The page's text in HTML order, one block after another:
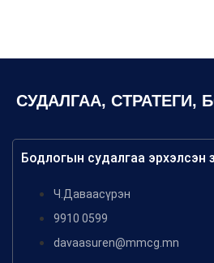
СУДАЛГАА, СТРАТЕГИ,
Бодлогын судалгаа эрхэлсэн
Ч.Даваасүрэн
9910 0599
davaasuren@mmcg.mn